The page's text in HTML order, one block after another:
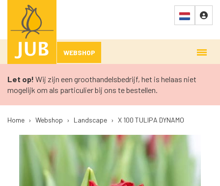
WEBSHOP
Let op! Wij zijn een groothandelsbedrijf, het is helaas niet
mogelijk om als particulier bij ons te bestellen.
Home › Webshop › Landscape › X 100 TULIPA DYNAMO